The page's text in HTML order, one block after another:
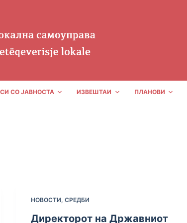
СО ЈАВНОСТА ИЗВЕШТАИ ПЛАНОВИ
НОВОСТИ,СРЕДБИ
Директорот на Државниот